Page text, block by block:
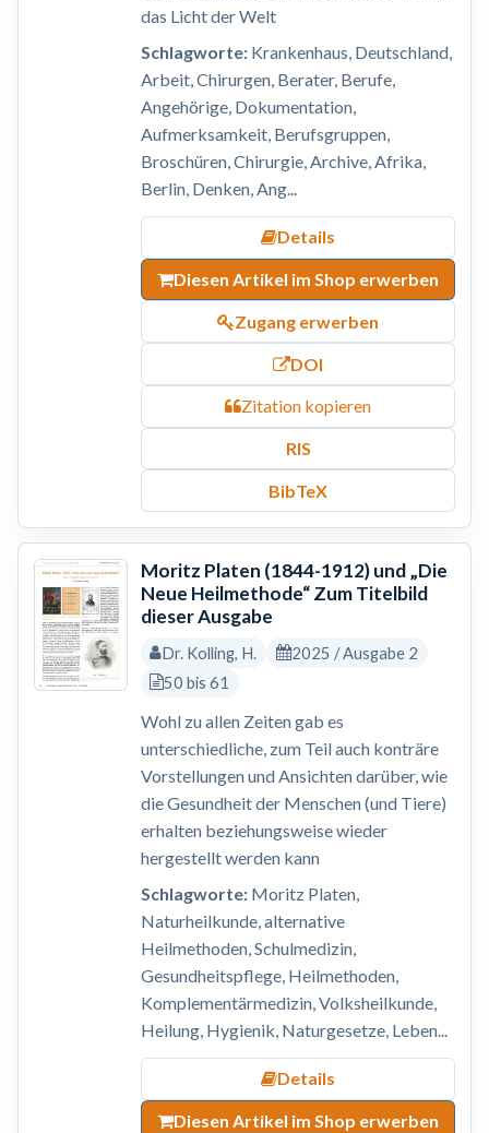
das Licht der Welt
Schlagworte:Krankenhaus, Deutschland,
Arbeit, Chirurgen, Berater, Berufe,
Angehörige, Dokumentation,
Aufmerksamkeit, Berufsgruppen,
Broschüren, Chirurgie, Archive, Afrika,
Berlin, Denken, Ang...
Details
Diesen Artikel im Shop erwerben
Zugang erwerben
DOI
Zitation kopieren
RIS
BibTeX
Moritz Platen (1844-1912) und „Die
Neue Heilmethode“ Zum Titelbild
dieser Ausgabe
Dr. Kolling, H.
2025 / Ausgabe 2
50 bis 61
Wohl zu allen Zeiten gab es
unterschiedliche, zum Teil auch konträre
Vorstellungen und Ansichten darüber, wie
die Gesundheit der Menschen (und Tiere)
erhalten beziehungsweise wieder
hergestellt werden kann
Schlagworte:Moritz Platen,
Naturheilkunde, alternative
Heilmethoden, Schulmedizin,
Gesundheitspflege, Heilmethoden,
Komplementärmedizin, Volksheilkunde,
Heilung, Hygienik, Naturgesetze, Leben...
Details
Diesen Artikel im Shop erwerben